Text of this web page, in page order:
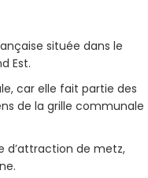
située dans le
Est.
car elle fait partie des
de la grille communale
d’attraction de metz,